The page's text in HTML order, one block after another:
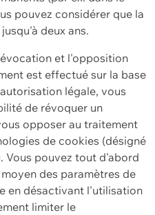
pouvez considérer que la
deux ans.
et l'opposition
est effectué sur la base
légale, vous
de révoquer un
opposer au traitement
de cookies (désigné
Vous pouvez tout d'abord
des paramètres de
en désactivant l'utilisation
limiter le